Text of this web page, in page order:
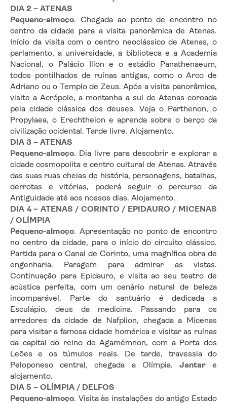
DIA 2 – ATENAS
Pequeno-almoço. Chegada ao ponto de encontro no
centro da cidade para a visita panorâmica de Atenas.
Início da visita com o centro neoclássico de Atenas, o
parlamento, a universidade, a biblioteca e a Academia
Nacional, o Palácio Ilion e o estádio Panathenaeum,
todos pontilhados de ruínas antigas, como o Arco de
Adriano ou o Templo de Zeus. Após a visita panorâmica,
visite a Acrópole, a montanha a sul de Atenas coroada
pela cidade clássica dos deuses. Veja o Parthenon, o
Propylaea, o Erechtheion e aprenda sobre o berço da
civilização ocidental. Tarde livre. Alojamento.
DIA 3 – ATENAS
Pequeno-almoço. Dia livre para descobrir e explorar a
cidade cosmopolita e centro cultural de Atenas. Através
das suas ruas cheias de história, personagens, batalhas,
derrotas e vitórias, poderá seguir o percurso da
Antiguidade até aos nossos dias. Alojamento.
DIA 4 – ATENAS / CORINTO / EPIDAURO / MICENAS
/ OLÍMPIA
Pequeno-almoço. Apresentação no ponto de encontro
no centro da cidade, para o início do circuito clássico.
Partida para o Canal de Corinto, uma magnífica obra de
engenharia. Paragem para admirar as vistas.
Continuação para Epidauro, e visita ao seu teatro de
acústica perfeita, com um cenário natural de beleza
incomparável. Parte do santuário é dedicada a
Esculápio, deus da medicina. Passando para os
arredores da cidade de Nafplion, chegada a Micenas
para visitar a famosa cidade homérica e visitar as ruínas
da capital do reino de Agamémnon, com a Porta dos
Leões e os túmulos reais. De tarde, travessia do
Peloponeso central, chegada a Olímpia. Jantar e
alojamento.
DIA 5 – OLÍMPIA / DELFOS
Pequeno-almoço. Visita às instalações do antigo Estado